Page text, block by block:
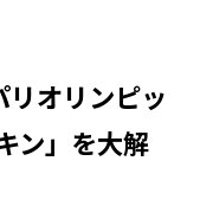
リオリンピッ
ン」を大解